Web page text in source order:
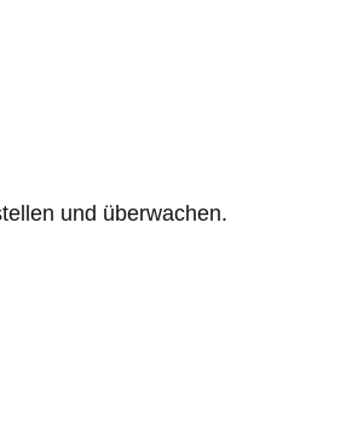
und überwachen.